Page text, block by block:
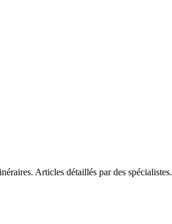
Articles détaillés par des spécialistes.